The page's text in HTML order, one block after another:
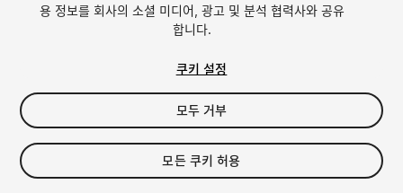
$15.99
세금/부가세는 결제 시 반영됩니다.
용 정보를 회사의 소셜 미디어, 광고 및 분석 협력사와 공유
합니다.
쿠키 설정
모두 거부
모든 쿠키 허용